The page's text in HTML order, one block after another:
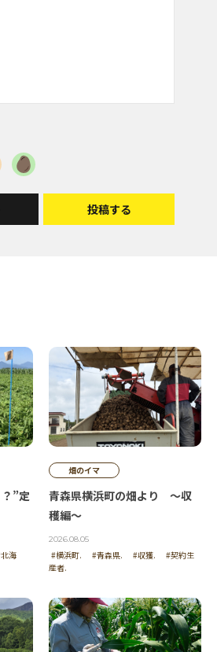
代江2618
ならでは、ステキです。
いいなぁと思います。
投稿する
”定
海
畑のイマ
青森県横浜町の畑より ～収
穫編～
2026.08.05
#横浜町. #青森県. #収獲.
#契約生
産者.